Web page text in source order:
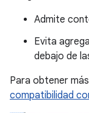
Admite
Evita
debajo de
Para obtener
compatibilidad